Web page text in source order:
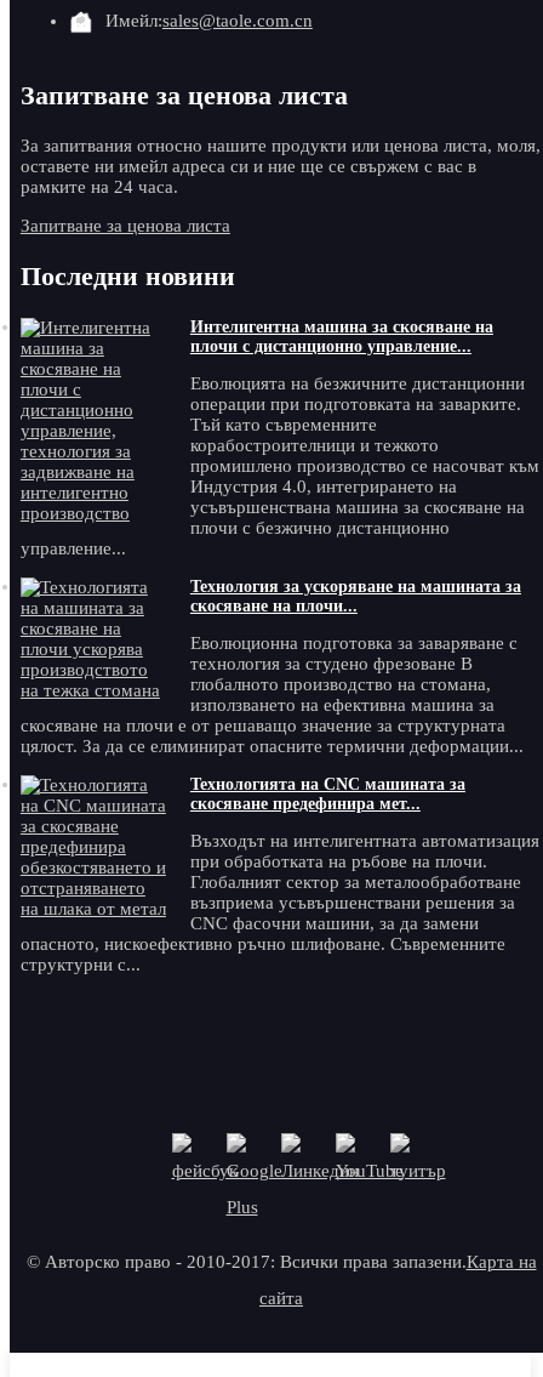
Имейл:sales@taole.com.cn
Запитване за ценова листа
За запитвания относно нашите продукти или ценова листа, моля,
оставете ни имейл адреса си и ние ще се свържем с вас в
рамките на 24 часа.
Запитване за ценова листа
Последни новини
Интелигентна машина за скосяване на
плочи с дистанционно управление...
Еволюцията на безжичните дистанционни
операции при подготовката на заварките.
Тъй като съвременните
корабостроителници и тежкото
промишлено производство се насочват към
Индустрия 4.0, интегрирането на
усъвършенствана машина за скосяване на
плочи с безжично дистанционно
управление...
Технология за ускоряване на машината за
скосяване на плочи...
Еволюционна подготовка за заваряване с
технология за студено фрезоване В
глобалното производство на стомана,
използването на ефективна машина за
скосяване на плочи е от решаващо значение за структурната
цялост. За да се елиминират опасните термични деформации...
Технологията на CNC машината за
скосяване предефинира мет...
Възходът на интелигентната автоматизация
при обработката на ръбове на плочи.
Глобалният сектор за металообработване
възприема усъвършенствани решения за
CNC фасочни машини, за да замени
опасното, нискоефективно ръчно шлифоване. Съвременните
структурни с...
© Авторско право - 2010-2017: Всички права запазени.Карта на
сайта